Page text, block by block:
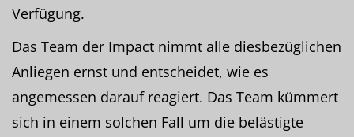
Verfügung.
Das Team der Impact nimmt alle diesbezüglichen
Anliegen ernst und entscheidet, wie es
angemessen darauf reagiert. Das Team kümmert
sich in einem solchen Fall um die belästigte